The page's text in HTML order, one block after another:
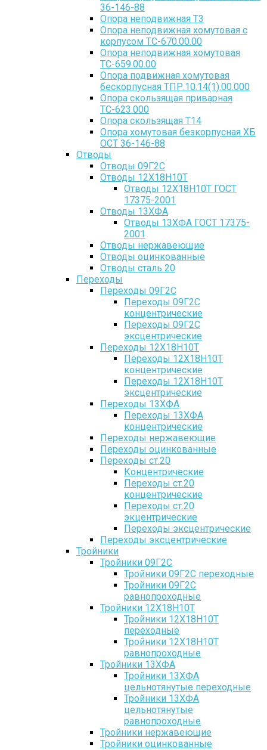
36-146-88
Опора неподвижная Т3
Опора неподвижная хомутовая с
корпусом ТС-670.00.00
Опора неподвижная хомутовая
ТС-659.00.00
Опора подвижная хомутовая
бескорпусная ТПР.10.14(1).00.000
Опора скользящая приварная
ТС-623.000
Опора скользящая Т14
Опора хомутовая безкорпусная ХБ
ОСТ 36-146-88
Отводы
Отводы 09Г2С
Отводы 12Х18Н10Т
Отводы 12Х18Н10Т ГОСТ
17375-2001
Отводы 13ХФА
Отводы 13ХФА ГОСТ 17375-
2001
Отводы нержавеющие
Отводы оцинкованные
Отводы сталь 20
Переходы
Переходы 09Г2С
Переходы 09Г2С
концентрические
Переходы 09Г2С
эксцентрические
Переходы 12Х18Н10Т
Переходы 12Х18Н10Т
концентрические
Переходы 12Х18Н10Т
эксцентрические
Переходы 13ХФА
Переходы 13ХФА
концентрические
Переходы нержавеющие
Переходы оцинкованные
Переходы ст.20
Концентрические
Переходы ст.20
концентрические
Переходы ст.20
экцентрические
Переходы эксцентрические
Переходы эксцентрические
Тройники
Тройники 09Г2С
Тройники 09Г2С переходные
Тройники 09Г2С
равнопроходные
Тройники 12Х18Н10Т
Тройники 12Х18Н10Т
переходные
Тройники 12Х18Н10Т
равнопроходные
Тройники 13ХФА
Тройники 13ХФА
цельнотянутые переходные
Тройники 13ХФА
цельнотянутые
равнопроходные
Тройники нержавеющие
Тройники оцинкованные